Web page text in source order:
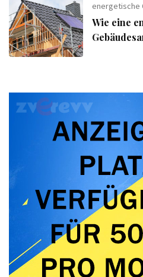
energetische
Wie eine